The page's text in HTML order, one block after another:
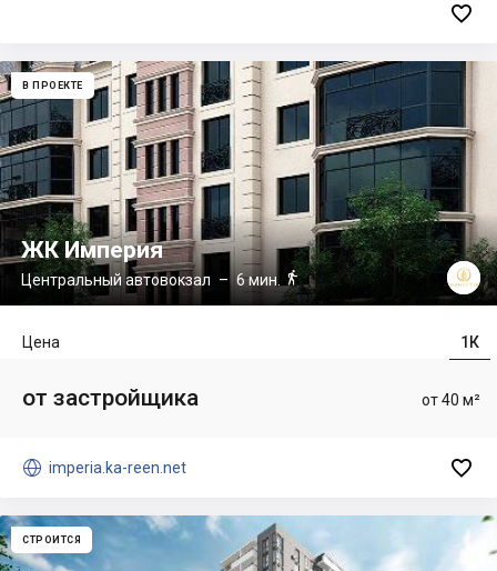

В ПРОЕКТЕ
ЖК Империя
Центральный автовокзал – 6 мин. 
1К
Цена
от 40 м²
от застройщика
 imperia.ka-reen.net 
СТРОИТСЯ